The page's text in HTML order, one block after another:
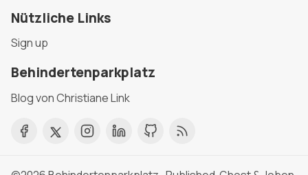
Nützliche Links
Sign up
Behindertenparkplatz
Blog von Christiane Link